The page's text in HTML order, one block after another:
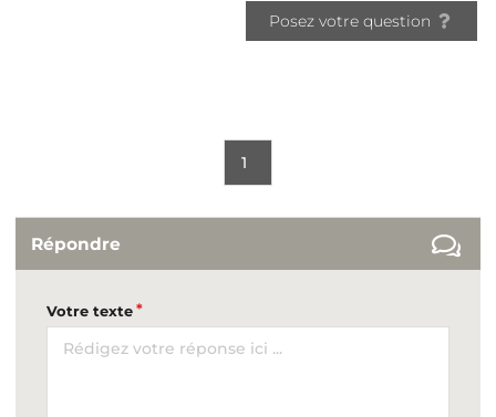
Posez votre question
1
Répondre
Votre texte